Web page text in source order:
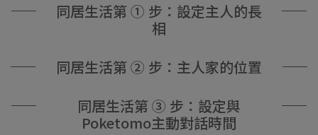
同居生活第 ① 步：設定主人的長
相
同居生活第 ② 步：主人家的位置
同居生活第 ③ 步：設定與
Poketomo主動對話時間